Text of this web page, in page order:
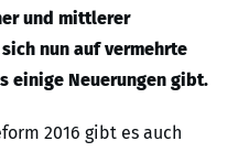
und mittlerer
nun auf vermehrte
einige Neuerungen gibt.
2016 gibt es auch